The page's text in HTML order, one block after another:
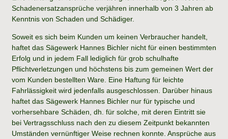
Schadenersatzansprüche verjähren innerhalb von 3 Jahren ab
Kenntnis von Schaden und Schädiger.
Soweit es sich beim Kunden um keinen Verbraucher handelt,
haftet das Sägewerk Hannes Bichler nicht für einen bestimmten
Erfolg und in jedem Fall lediglich für grob schulhafte
Pflichtverletzungen und höchstens bis zum gemeinen Wert der
vom Kunden bestellten Ware. Eine Haftung für leichte
Fahrlässigkeit wird jedenfalls ausgeschlossen. Darüber hinaus
haftet das Sägewerk Hannes Bichler nur für typische und
vorhersehbare Schäden, dh. für solche, mit deren Eintritt sie
bei Vertragsschluss nach den zu diesem Zeitpunkt bekannten
Umständen vernünftiger Weise rechnen konnte. Ansprüche aus